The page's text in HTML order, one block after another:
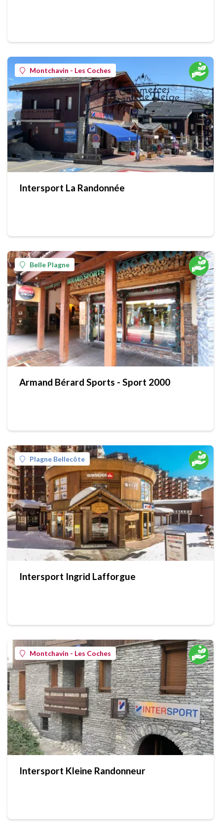
Montchavin - Les Coches
Intersport La Randonnée
Belle Plagne
Armand Bérard Sports - Sport 2000
Plagne Bellecôte
Intersport Ingrid Lafforgue
Montchavin - Les Coches
Intersport Kleine Randonneur